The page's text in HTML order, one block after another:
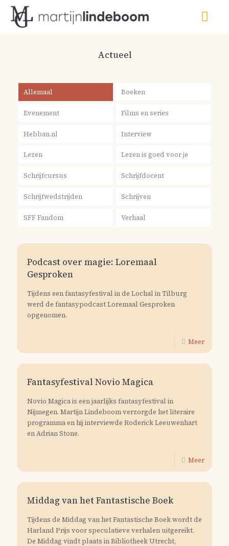
Actueel
Allemaal Boeken
Evenement Films en series
Hebban.nl Interview
Lezen Lezen is goed voor je
Schrijfcursus Schrijfdocent
Schrijfwedstrijden Schrijven
SFF Fandom Verhaal
Podcast over magie: Loremaal
Gesproken
Tijdens een fantasyfestival in de Lochal in Tilburg
werd de fantasypodcast Loremaal Gesproken
opgenomen.
Meer
Fantasyfestival Novio Magica
Novio Magica is een jaarlijks fantasyfestival in
Nijmegen. Martijn Lindeboom verzorgde het literaire
programma en hij interviewde Roderick Leeuwenhart
en Adrian Stone.
Meer
Middag van het Fantastische Boek
Tijdens de Middag van het Fantastische Boek wordt de
Harland Prijs voor speculatieve verhalen uitgereikt.
De Middag vindt plaats in Bibliotheek Utrecht,